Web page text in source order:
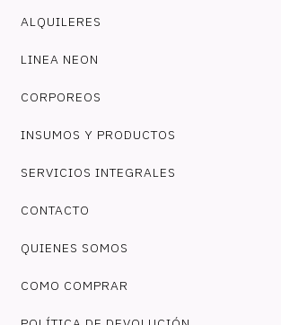
ALQUILERES
LINEA NEON
CORPOREOS
INSUMOS Y PRODUCTOS
SERVICIOS INTEGRALES
CONTACTO
QUIENES SOMOS
COMO COMPRAR